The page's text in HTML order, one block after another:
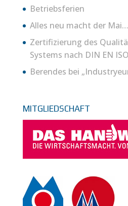
Betriebsferien
Alles neu macht der Mai…
Zertifizierung des
Systems nach DIN EN
Berendes bei
MITGLIEDSCHAFT